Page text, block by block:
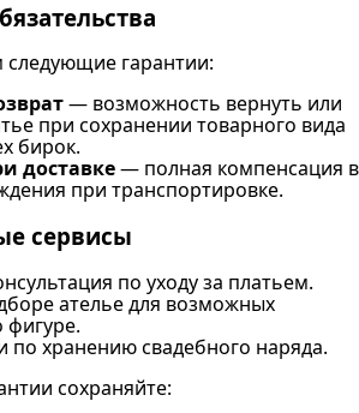
гарантии:
— возможность вернуть или
при сохранении товарного вида
бирок.
доставке— полная компенсация в
при транспортировке.
сервисы
по уходу за платьем.
ателье для возможных
по хранению свадебного наряда.
сохраняйте: